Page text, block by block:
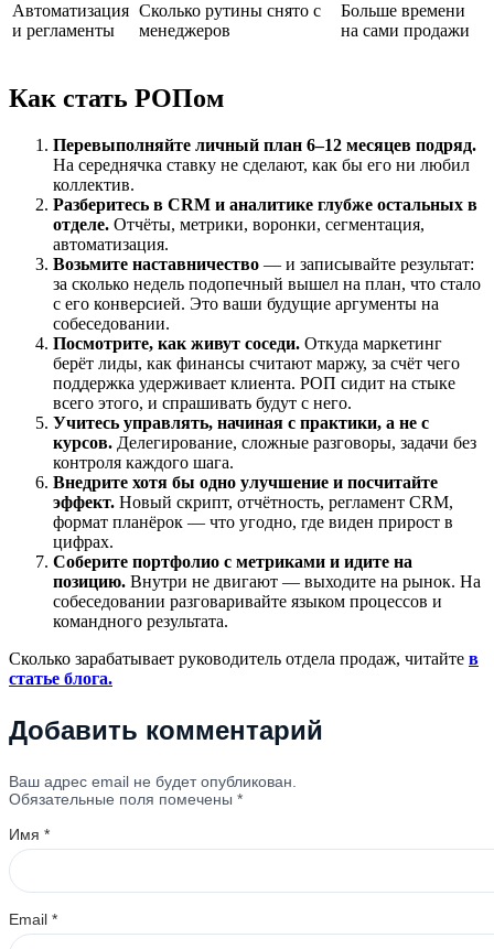
Автоматизация
и регламенты
Сколько рутины снято с
менеджеров
Больше времени
на сами продажи
Как стать РОПом
Перевыполняйте личный план 6–12 месяцев подряд.
На середнячка ставку не сделают, как бы его ни любил
коллектив.
Разберитесь в CRM и аналитике глубже остальных в
отделе. Отчёты, метрики, воронки, сегментация,
автоматизация.
Возьмите наставничество — и записывайте результат:
за сколько недель подопечный вышел на план, что стало
с его конверсией. Это ваши будущие аргументы на
собеседовании.
Посмотрите, как живут соседи. Откуда маркетинг
берёт лиды, как финансы считают маржу, за счёт чего
поддержка удерживает клиента. РОП сидит на стыке
всего этого, и спрашивать будут с него.
Учитесь управлять, начиная с практики, а не с
курсов. Делегирование, сложные разговоры, задачи без
контроля каждого шага.
Внедрите хотя бы одно улучшение и посчитайте
эффект. Новый скрипт, отчётность, регламент CRM,
формат планёрок — что угодно, где виден прирост в
цифрах.
Соберите портфолио с метриками и идите на
позицию. Внутри не двигают — выходите на рынок. На
собеседовании разговаривайте языком процессов и
командного результата.
Сколько зарабатывает руководитель отдела продаж, читайте в
статье блога.
Добавить комментарий
Ваш адрес email не будет опубликован.
Обязательные поля помечены *
Имя *
Email *